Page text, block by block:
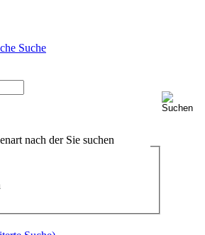
Suche
nach der Sie suchen